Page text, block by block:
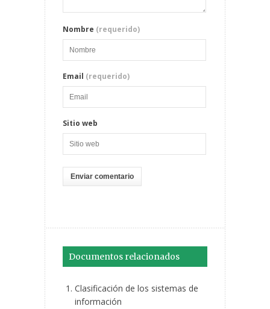
Nombre (requerido)
Email (requerido)
Sitio web
Documentos relacionados
Clasificación de los sistemas de
información